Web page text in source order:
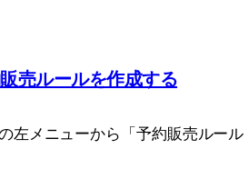
売ルールを作成する
左メニューから「予約販売ルール